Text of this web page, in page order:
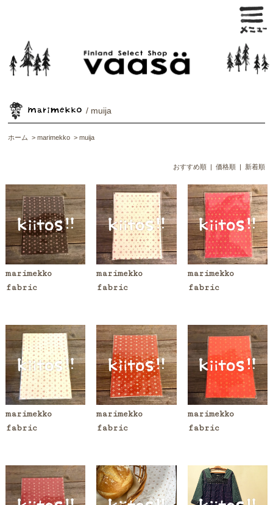
/ muija
ホーム >marimekko >muija
おすすめ順| 価格順| 新着順
marimekko
fabric
marimekko
fabric
marimekko
fabric
marimekko
fabric
marimekko
fabric
marimekko
fabric